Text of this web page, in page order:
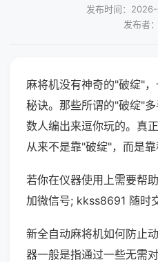
发布时间：
发布者
麻将机没有神奇的"破绽"
秘诀。那些所谓的"破绽"
数人编出来逗你玩的。真
从来不是靠"破绽"，而是靠
若你在仪器使用上需要帮
加微信号; kkss8691 随时
新全自动麻将机如何防止
器一般是指通过一些无需